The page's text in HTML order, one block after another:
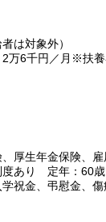
は対象外）
2万6千円／月※扶
厚生年金保険、
度あり 定年：60
祝金、弔慰金、